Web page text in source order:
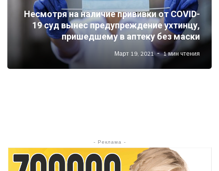
Несмотря на наличие прививки от COVID-
19 суд вынес предупреждение ухтинцу,
пришедшему в аптеку без маски
Март 19, 2021 1 мин чтения
- Реклама -